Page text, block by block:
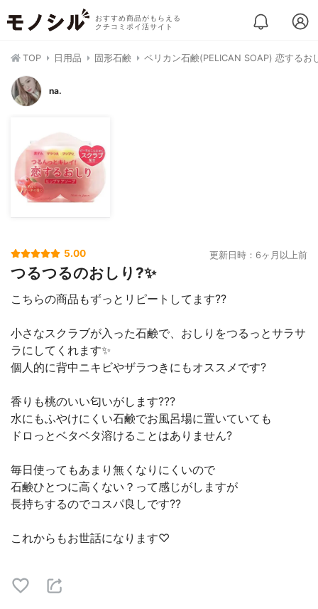
おすすめ商品がもらえる
クチコミポイ活サイト
TOP 日用品 固形石鹸 ペリカン石鹸(PELICAN SOAP) 恋するお
na.
5.00 更新日時：6ヶ月以上前
つるつるのおしり?✨
こちらの商品もずっとリピートしてます??
小さなスクラブが入った石鹸で、おしりをつるっとサラサ
ラにしてくれます✨
個人的に背中ニキビやザラつきにもオススメです?
香りも桃のいい匂いがします???
水にもふやけにくい石鹸でお風呂場に置いていても
ドロっとベタベタ溶けることはありません?
毎日使ってもあまり無くなりにくいので
石鹸ひとつに高くない？って感じがしますが
長持ちするのでコスパ良しです??
これからもお世話になります♡